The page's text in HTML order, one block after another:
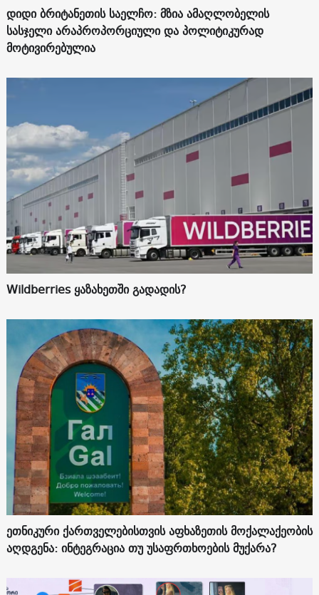
დიდი ბრიტანეთის საელჩო: მზია ამაღლობელის
სასჯელი არაპროპორციული და პოლიტიკურად
მოტივირებულია
Wildberries ყაზახეთში გადადის?
ეთნიკური ქართველებისთვის აფხაზეთის მოქალაქეობის
აღდგენა: ინტეგრაცია თუ უსაფრთხოების მუქარა?